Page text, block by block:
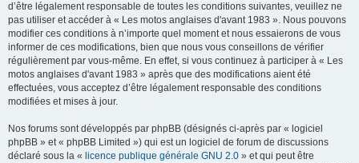
d’être légalement responsable de toutes les conditions suivantes, veuillez ne
pas utiliser et accéder à « Les motos anglaises d'avant 1983 ». Nous pouvons
modifier ces conditions à n’importe quel moment et nous essaierons de vous
informer de ces modifications, bien que nous vous conseillons de vérifier
régulièrement par vous-même. En effet, si vous continuez à participer à « Les
motos anglaises d'avant 1983 » après que des modifications aient été
effectuées, vous acceptez d’être légalement responsable des conditions
modifiées et mises à jour.
Nos forums sont développés par phpBB (désignés ci-après par « logiciel
phpBB » et « phpBB Limited ») qui est un logiciel de forum de discussions
déclaré sous la « licence publique générale GNU 2.0 » et qui peut être